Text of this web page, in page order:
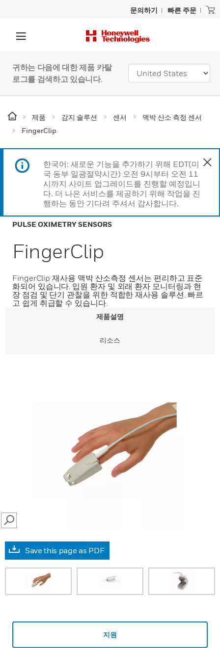
문의하기 빠른 주문
귀하는 다음에 대한 제품 카탈
로그를 검색하고 있습니다.
제품 감지 솔루션 센서
맥박 산소 측정 센서
FingerClip
한국어: 새로운 기능을 추가하기 위해 EDT(미
국 동부 일광절약시간) 오전 9시부터 오전 11
시까지 사이트 업그레이드를 진행할 예정입니
다. 더 나은 서비스를 제공하기 위해 작업을 진
행하는 동안 기다려 주셔서 감사합니다.
PULSE OXIMETRY SENSORS
FingerClip
FingerClip 재사용 맥박 산소측정 센서는 편리하고 표준
화되어 있습니다. 입원 환자 및 외래 환자 모니터링과 현
장 점검 및 단기 관찰을 위한 적합한 재사용 솔루션. 빠르
고 쉽게 취급할 수 있습니다.
제품설명
리소스
SEARCH
Save this page as PDF
지원